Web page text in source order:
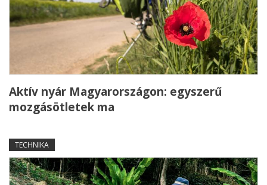
Aktív nyár Magyarországon: egyszerű
mozgásötletek ma
TECHNIKA